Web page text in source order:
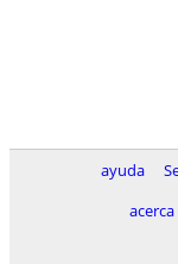
ayuda